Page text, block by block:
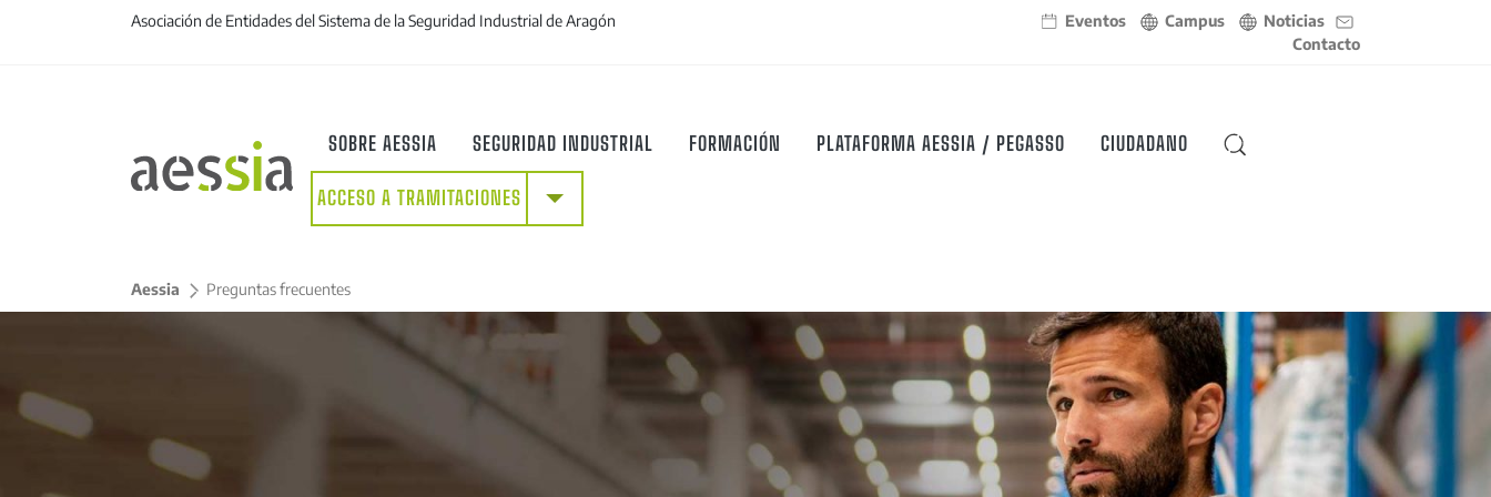
Asociación de Entidades del Sistema de la Seguridad Industrial de Aragón Eventos Campus
Noticias
Contacto
SOBRE AESSIA SEGURIDAD INDUSTRIAL FORMACIÓN PLATAFORMA AESSIA / PEGASSO CIUDADANO
ACCESO A TRAMITACIONES
Aessia > Preguntas frecuentes